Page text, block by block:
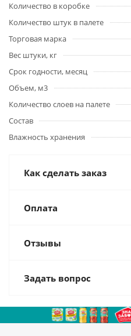
Количество в коробке
Количество штук в палете
Торговая марка
Вес штуки, кг
Срок годности, месяц
Объем, м3
Количество слоев на палете
Состав
Влажность хранения
Как сделать заказ
Оплата
Отзывы
Задать вопрос